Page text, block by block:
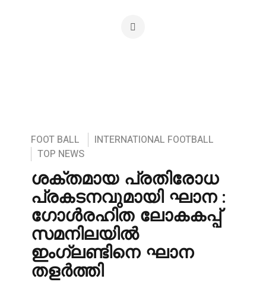
FOOT BALL
INTERNATIONAL FOOTBALL
TOP NEWS
ശക്തമായ പ്രതിരോധ
പ്രകടനവുമായി ഘാന :
ഗോൾരഹിത ലോകകപ്പ്
സമനിലയിൽ
ഇംഗ്ലണ്ടിനെ ഘാന
തളർത്തി